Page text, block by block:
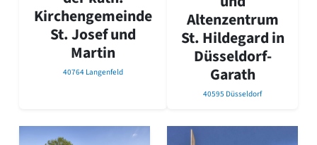
Kirchengemeinde
St. Josef und
Martin
40764 Langenfeld
Altenzentrum
St. Hildegard in
Düsseldorf-
Garath
40595 Düsseldorf